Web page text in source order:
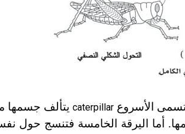
الأسروع caterpillarيتألف جسمها
أما اليرقة الخامسة فتنسج حول